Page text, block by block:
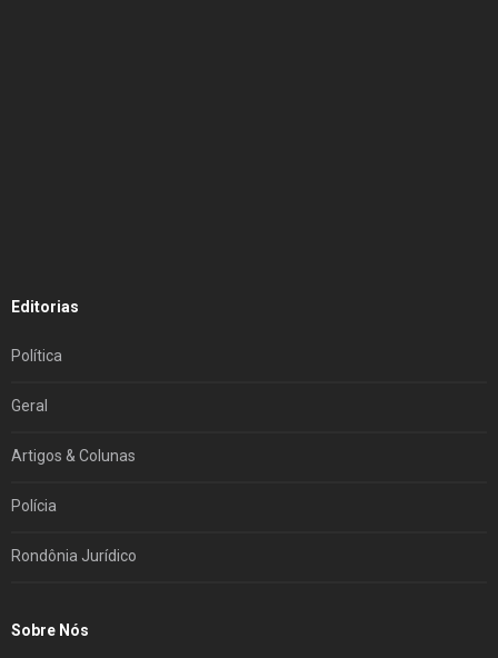
Editorias
Política
Geral
Artigos & Colunas
Polícia
Rondônia Jurídico
Sobre Nós